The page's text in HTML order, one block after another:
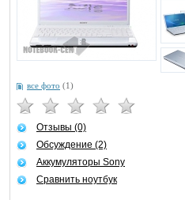
все фото (1)
Отзывы (0)
Обсуждение (2)
Аккумуляторы Sony
Сравнить ноутбук